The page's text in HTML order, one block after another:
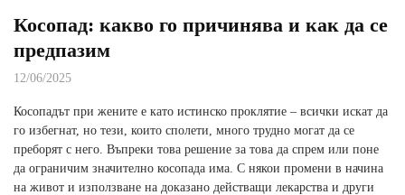
Косопад: какво го причинява и как да се
предпазим
12/06/2025
Косопадът при жените е като истинско проклятие – всички искат да
го избегнат, но тези, които сполети, много трудно могат да се
преборят с него. Въпреки това решение за това да спрем или поне
да ограничим значително косопада има. С някои промени в начина
на живот и използване на доказано действащи лекарства и други